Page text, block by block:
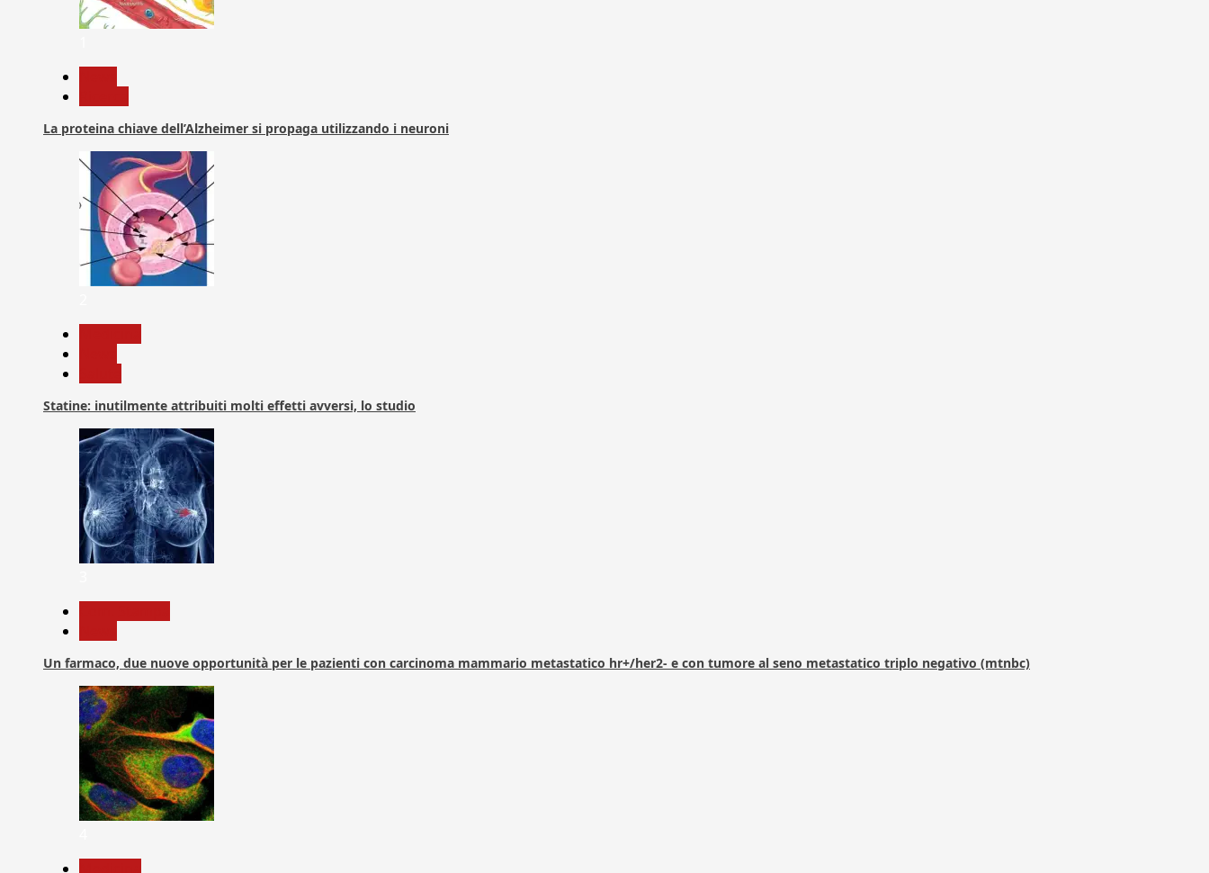
La proteina chiave dell’Alzheimer si propaga utilizzando i neuroni
Statine: inutilmente attribuiti molti effetti avversi, lo studio
Un farmaco, due nuove opportunità per le pazienti con carcinoma mammario metastatico hr+/her2- e con tumore al seno metastatico triplo negativo (mtnbc)